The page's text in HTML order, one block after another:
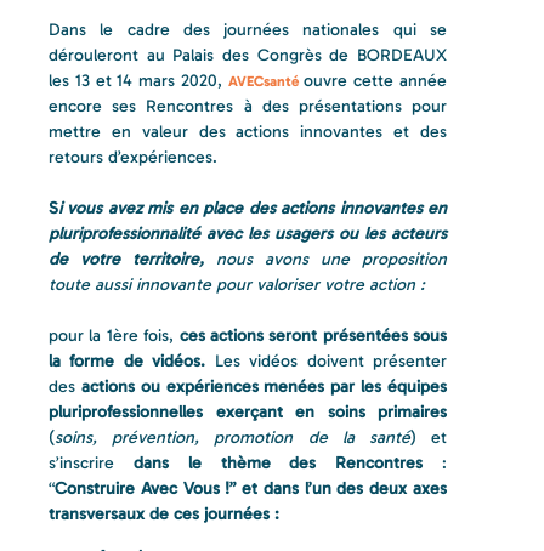
Dans le cadre des journées nationales qui se
dérouleront au Palais des Congrès de BORDEAUX
les 13 et 14 mars 2020, AVECsantéouvre cette année
encore ses Rencontres à des présentations pour
mettre en valeur des actions innovantes et des
retours d’expériences.
Si vous avez mis en place des actions innovantes en
pluriprofessionnalité avec les usagers ou les acteurs
de votre territoire, nous avons une proposition
toute aussi innovante pour valoriser votre action :
pour la 1ère fois, ces actions seront présentées sous
la forme de vidéos. Les vidéos doivent présenter
des actions ou expériences menées par les équipes
pluriprofessionnelles exerçant en soins primaires
(soins, prévention, promotion de la santé) et
s’inscrire dans le thème des Rencontres:
“Construire Avec Vous !”et dans l’un des deux axes
transversaux de ces journées :